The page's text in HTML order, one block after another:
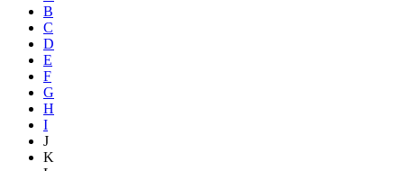
B
C
D
E
F
G
H
I
J
K